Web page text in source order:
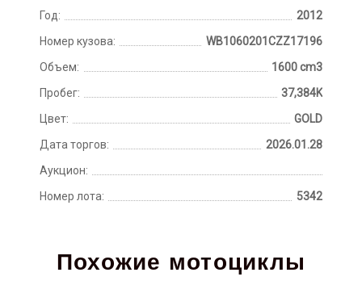
Год:
2012
Номер кузова:
WB1060201CZZ17196
Объем:
1600 cm3
Пробег:
37,384K
Цвет:
GOLD
Дата торгов:
2026.01.28
Аукцион:
Номер лота:
5342
Похожие мотоциклы